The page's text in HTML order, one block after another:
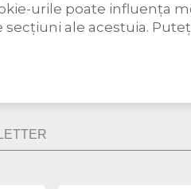
urile poate influența
secțiuni ale acestuia.